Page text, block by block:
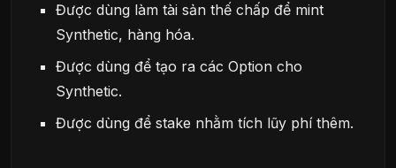
Được dùng làm tài sản thế chấp để mint
Synthetic, hàng hóa.
Được dùng để tạo ra các Option cho
Synthetic.
Được dùng để stake nhằm tích lũy phí thêm.